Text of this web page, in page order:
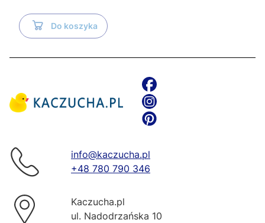
Do koszyka
info@kaczucha.pl
+48 780 790 346
Kaczucha.pl
ul. Nadodrzańska 10